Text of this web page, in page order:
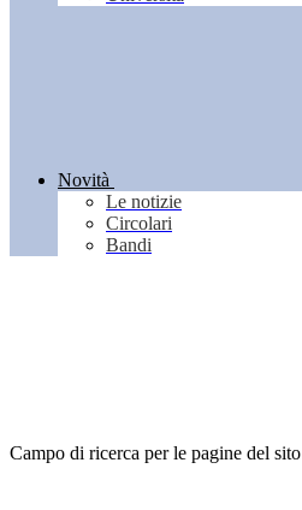
Novità
Le notizie
Circolari
Bandi
Campo di ricerca per le pagine del sito